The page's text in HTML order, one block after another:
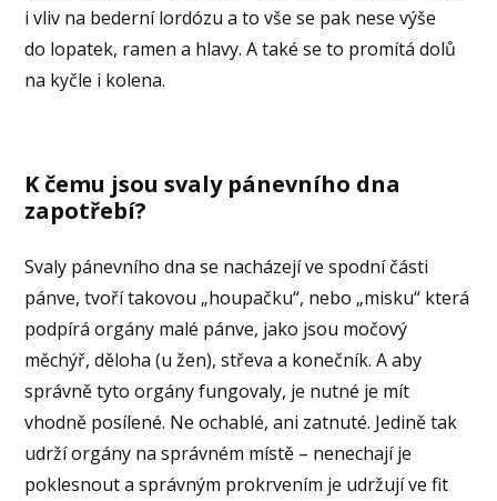
i vliv na bederní lordózu a to vše se pak nese výše
do lopatek, ramen a hlavy. A také se to promítá dolů
na kyčle i kolena.
K čemu jsou svaly pánevního dna
zapotřebí?
Svaly pánevního dna se nacházejí ve spodní části
pánve, tvoří takovou „houpačku“, nebo „misku“ která
podpírá orgány malé pánve, jako jsou močový
měchýř, děloha (u žen), střeva a konečník. A aby
správně tyto orgány fungovaly, je nutné je mít
vhodně posílené. Ne ochablé, ani zatnuté. Jedině tak
udrží orgány na správném místě – nenechají je
poklesnout a správným prokrvením je udržují ve fit